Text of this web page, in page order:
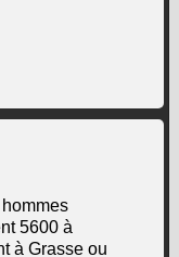
5600 à
à Grasse ou